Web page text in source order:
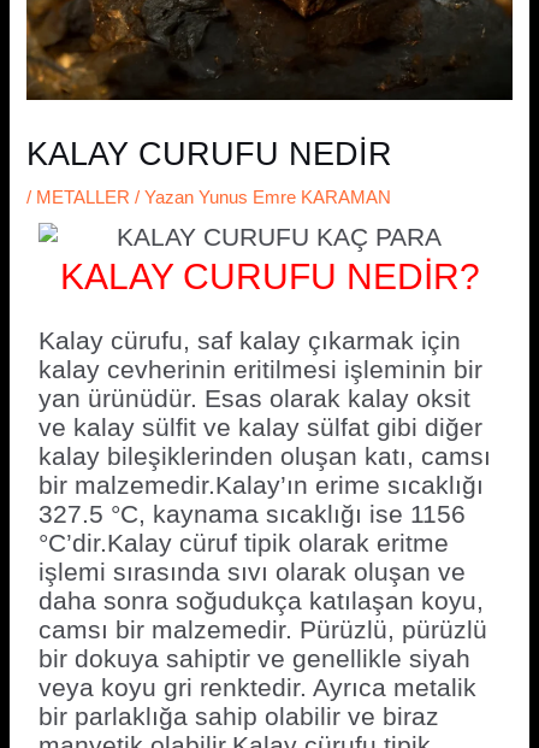
KALAY CURUFU NEDİR
/ METALLER / Yazan Yunus Emre KARAMAN
KALAY CURUFU NEDİR?
Kalay cürufu, saf kalay çıkarmak için
kalay cevherinin eritilmesi işleminin bir
yan ürünüdür. Esas olarak kalay oksit
ve kalay sülfit ve kalay sülfat gibi diğer
kalay bileşiklerinden oluşan katı, camsı
bir malzemedir.Kalay’ın erime sıcaklığı
327.5 °C, kaynama sıcaklığı ise 1156
°C’dir.Kalay cüruf tipik olarak eritme
işlemi sırasında sıvı olarak oluşan ve
daha sonra soğudukça katılaşan koyu,
camsı bir malzemedir. Pürüzlü, pürüzlü
bir dokuya sahiptir ve genellikle siyah
veya koyu gri renktedir. Ayrıca metalik
bir parlaklığa sahip olabilir ve biraz